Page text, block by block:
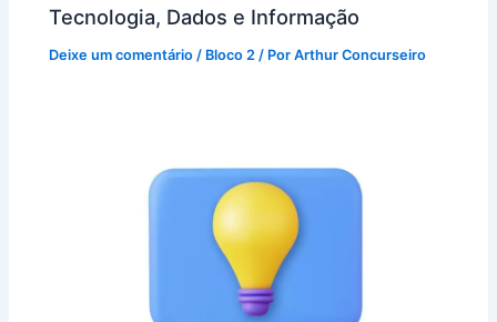
Tecnologia, Dados e Informação
Deixe um comentário / Bloco 2 / PorArthur Concurseiro